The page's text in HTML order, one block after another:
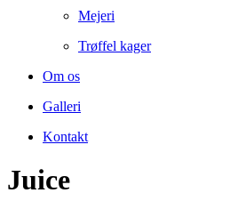
Mejeri
Trøffel kager
Om os
Galleri
Kontakt
Juice